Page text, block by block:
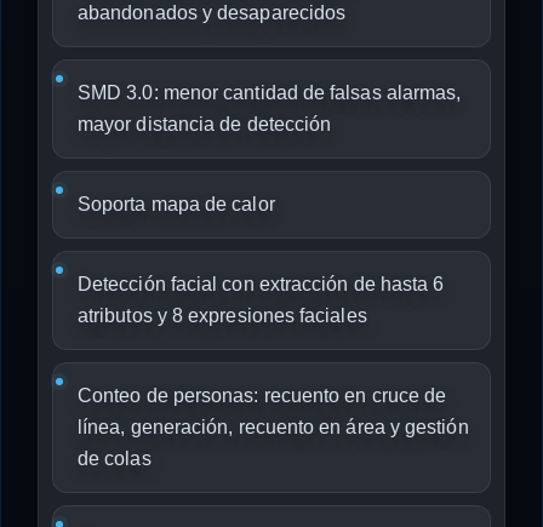
abandonados y desaparecidos
SMD 3.0: menor cantidad de falsas alarmas,
mayor distancia de detección
Soporta mapa de calor
Detección facial con extracción de hasta 6
atributos y 8 expresiones faciales
Conteo de personas: recuento en cruce de
línea, generación, recuento en área y gestión
de colas